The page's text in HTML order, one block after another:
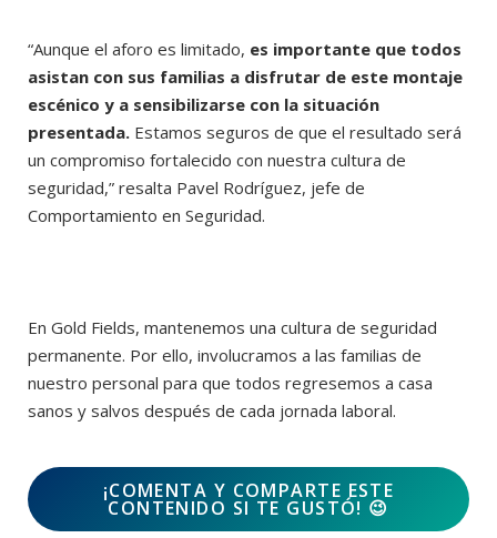
“Aunque el aforo es limitado, es importante que todos
asistan con sus familias a disfrutar de este montaje
escénico y a sensibilizarse con la situación
presentada. Estamos seguros de que el resultado será
un compromiso fortalecido con nuestra cultura de
seguridad,” resalta Pavel Rodríguez, jefe de
Comportamiento en Seguridad.
En Gold Fields, mantenemos una cultura de seguridad
permanente. Por ello, involucramos a las familias de
nuestro personal para que todos regresemos a casa
sanos y salvos después de cada jornada laboral.
¡COMENTA Y COMPARTE ESTE
CONTENIDO SI TE GUSTÓ! 😉